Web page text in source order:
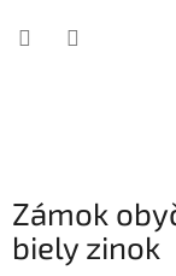
Zámok
biely zinok